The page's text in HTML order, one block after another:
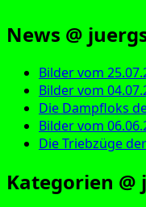
News @
Bilder vom
Bilder vom
Die Dampfloks
Bilder vom
Die Triebzüge
Kategorien @